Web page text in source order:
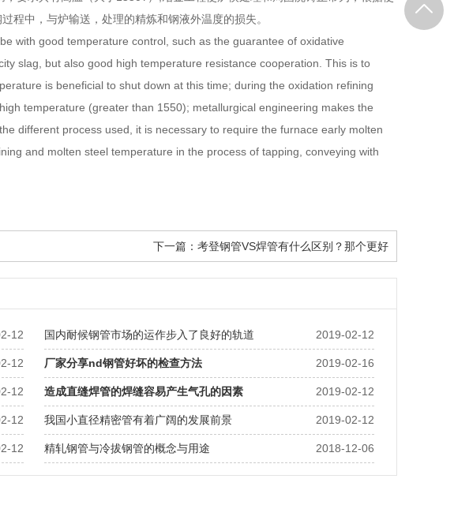
程中，与炉输送，处理的精炼和钢液外温度的损失。
with good temperature control, such as the guarantee of oxidative
slag, but also good high temperature resistance cooperation. This is to
is beneficial to shut down at this time; during the oxidation refining
temperature (greater than 1550); metallurgical engineering makes the
different process used, it is necessary to require the furnace early molten
and molten steel temperature in the process of tapping, conveying with
下一篇： 考登钢管VS焊管有什么区别？那个更好
12 2019-02-12
国内耐候钢管市场的运作步入了良好的轨道
12 2019-02-16
厂家分享nd钢管好坏的检查方法
12 2019-02-12
造成直缝焊管的焊缝容易产生气孔的因素
12 2019-02-12
我国小直径精密管有着广阔的发展前景
12 2018-12-06
精轧钢管与冷拔钢管的概念与用途